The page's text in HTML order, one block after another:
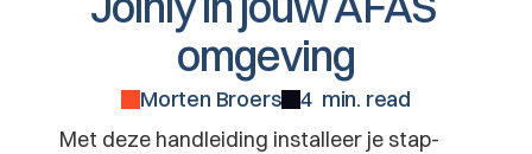
omgeving
Morten Broers
4  min. read
Met deze handleiding installeer je stap-